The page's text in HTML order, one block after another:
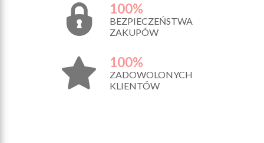
100%
BEZPIECZEŃSTWA
ZAKUPÓW
100%
ZADOWOLONYCH
KLIENTÓW